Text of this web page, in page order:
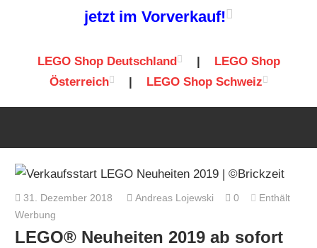
jetzt im Vorverkauf!
LEGO Shop Deutschland | LEGO Shop
Österreich
| LEGO Shop Schweiz
31. Dezember 2018 Andreas Lojewski 0
Enthält
Werbung
LEGO® Neuheiten 2019 ab sofort